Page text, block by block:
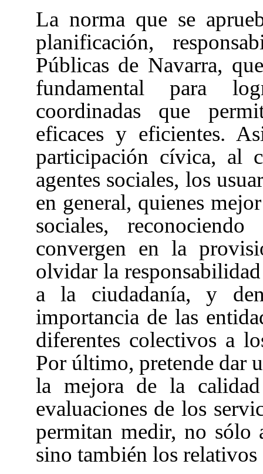
La norma que se
planificación,
Públicas de Navarra,
fundamental para
coordinadas que
eficaces y eficientes.
participación cívica, al
agentes sociales, los
en general, quienes
sociales,
convergen en la
olvidar la
a la ciudadanía, y
importancia de las
diferentes colectivos a
Por último, pretende dar
la mejora de la
evaluaciones de los
permitan medir, no sólo
sino también los